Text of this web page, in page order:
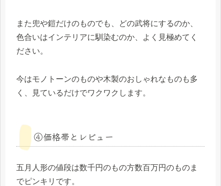
また兜や鎧だけのものでも、どの武将にするのか、
色合いはインテリアに馴染むのか、よく見極めてく
ださい。
今はモノトーンのものや木製のおしゃれなものも多
く、見ているだけでワクワクします。
④価格帯とレビュー
五月人形の値段は数千円のもの方数百万円のものま
でピンキリです。